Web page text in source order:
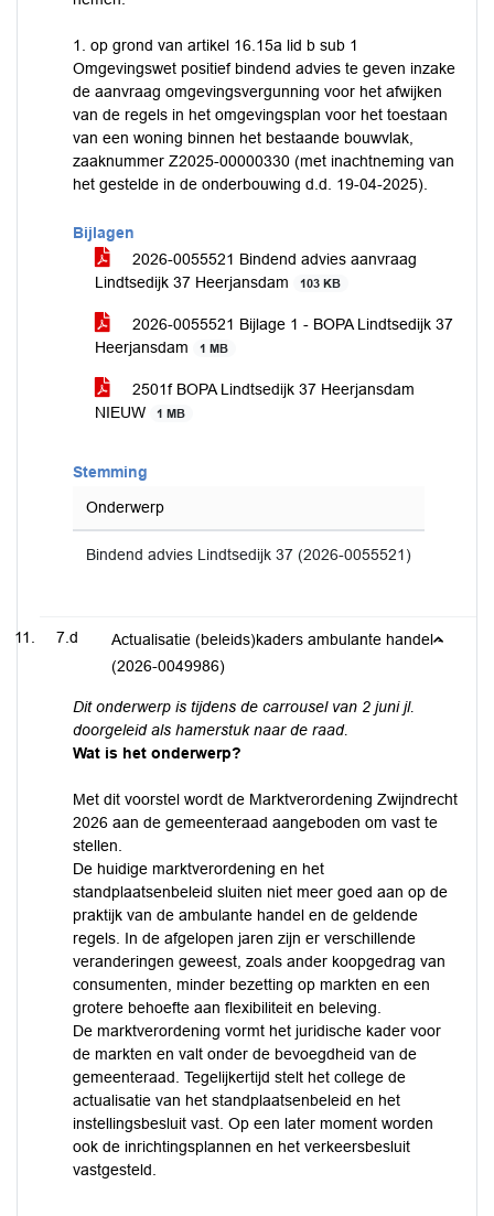
1. op grond van artikel 16.15a lid b sub 1
Omgevingswet positief bindend advies te geven inzake
de aanvraag omgevingsvergunning voor het afwijken
van de regels in het omgevingsplan voor het toestaan
van een woning binnen het bestaande bouwvlak,
zaaknummer Z2025-00000330 (met inachtneming van
het gestelde in de onderbouwing d.d. 19-04-2025).
Bijlagen
2026-0055521 Bindend advies aanvraag
Lindtsedijk 37 Heerjansdam
103 KB
2026-0055521 Bijlage 1 - BOPA Lindtsedijk 37
Heerjansdam
1 MB
2501f BOPA Lindtsedijk 37 Heerjansdam
NIEUW
1 MB
Stemming
Onderwerp
Bindend advies Lindtsedijk 37 (2026-0055521)
7.d
Actualisatie (beleids)kaders ambulante handel -
(2026-0049986)
Dit onderwerp is tijdens de carrousel van 2 juni jl.
doorgeleid als hamerstuk naar de raad.
Wat is het onderwerp?
Met dit voorstel wordt de Marktverordening Zwijndrecht
2026 aan de gemeenteraad aangeboden om vast te
stellen.
De huidige marktverordening en het
standplaatsenbeleid sluiten niet meer goed aan op de
praktijk van de ambulante handel en de geldende
regels. In de afgelopen jaren zijn er verschillende
veranderingen geweest, zoals ander koopgedrag van
consumenten, minder bezetting op markten en een
grotere behoefte aan flexibiliteit en beleving.
De marktverordening vormt het juridische kader voor
de markten en valt onder de bevoegdheid van de
gemeenteraad. Tegelijkertijd stelt het college de
actualisatie van het standplaatsenbeleid en het
instellingsbesluit vast. Op een later moment worden
ook de inrichtingsplannen en het verkeersbesluit
vastgesteld.